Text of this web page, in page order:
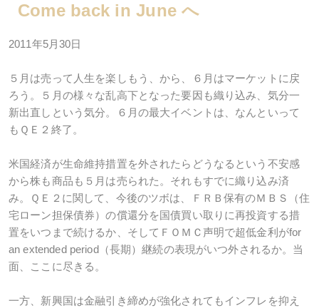
Come back in June へ
2011年5月30日
５月は売って人生を楽しもう、から、６月はマーケットに戻
ろう。５月の様々な乱高下となった要因も織り込み、気分一
新出直しという気分。６月の最大イベントは、なんといって
もＱＥ２終了。
米国経済が生命維持措置を外されたらどうなるという不安感
から株も商品も５月は売られた。それもすでに織り込み済
み。ＱＥ２に関して、今後のツボは、ＦＲＢ保有のＭＢＳ（住
宅ローン担保債券）の償還分を国債買い取りに再投資する措
置をいつまで続けるか、そしてＦＯＭＣ声明で超低金利がfor
an extended period（長期）継続の表現がいつ外されるか。当
面、ここに尽きる。
一方、新興国は金融引き締めが強化されてもインフレを抑え